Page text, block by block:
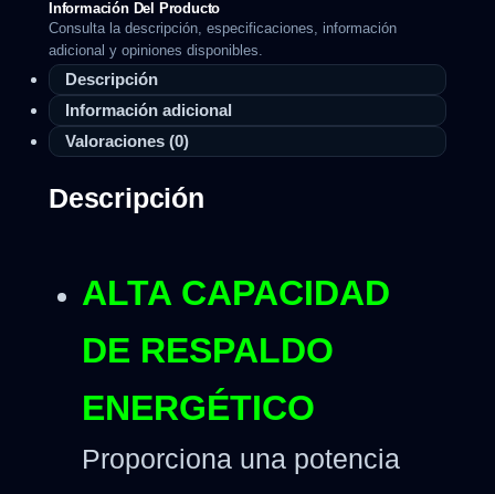
Información Del Producto
Consulta la descripción, especificaciones, información
adicional y opiniones disponibles.
Descripción
Información adicional
Valoraciones (0)
Descripción
ALTA CAPACIDAD
DE RESPALDO
ENERGÉTICO
Proporciona una potencia